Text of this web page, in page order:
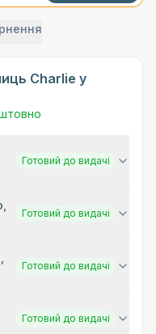
Charlie у
Готовий до видачі
Готовий до видачі
Готовий до видачі
Готовий до видачі